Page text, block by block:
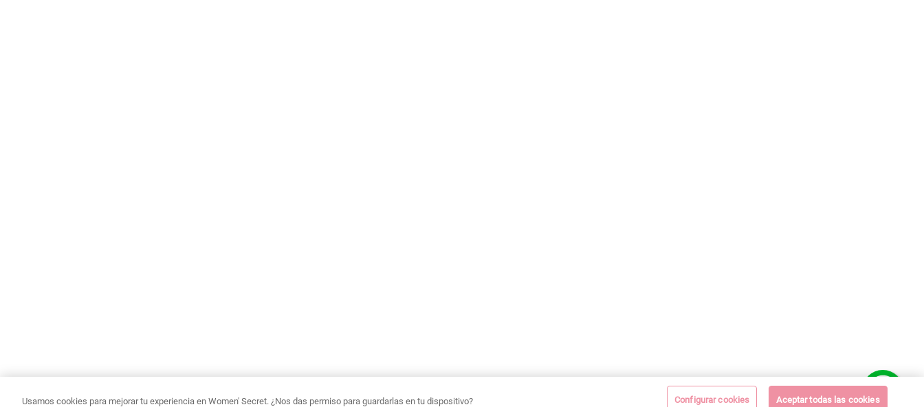
Usamos cookies para mejorar tu experiencia en Women' Secret. ¿Nos das permiso para guardarlas en tu dispositivo? Configurar cookies Aceptar todas las cookies